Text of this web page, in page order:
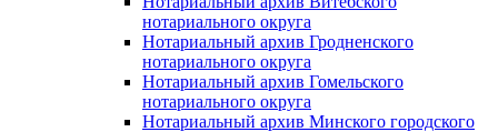
нотариального округа
Нотариальный архив Гродненского
нотариального округа
Нотариальный архив Гомельского
нотариального округа
Нотариальный архив Минского городского